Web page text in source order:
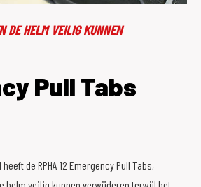
DE HELM VEILIG KUNNEN
Pull Tabs
de RPHA 12 Emergency Pull Tabs,